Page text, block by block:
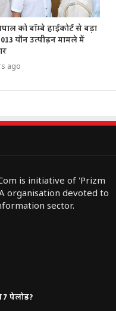
को बॉम्बे हाईकोर्ट से बड़ा
यौन उत्पीड़न मामले में
ago
is initiative of 'Prizm
organisation devoted to
sector.
7 पेलोड?